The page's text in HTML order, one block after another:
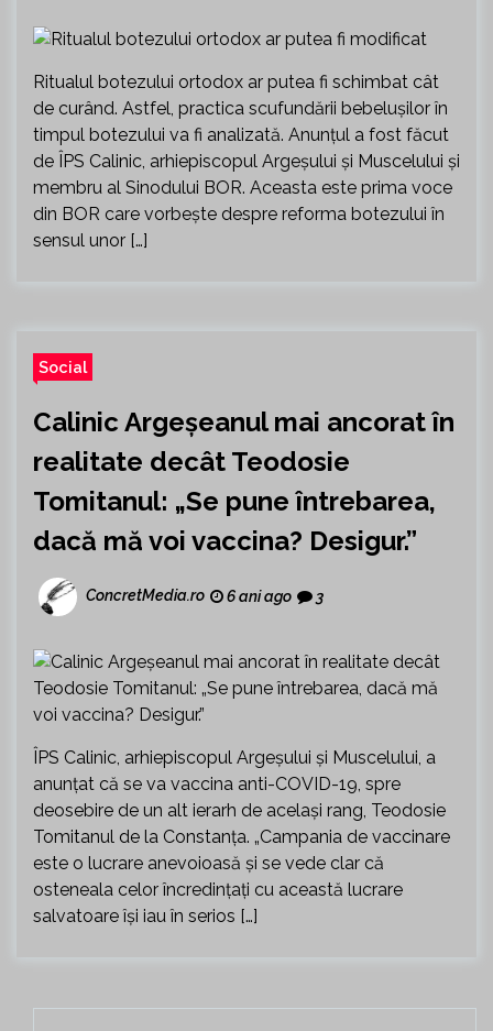
Ritualul botezului ortodox ar putea fi schimbat cât
de curând. Astfel, practica scufundării bebeluşilor în
timpul botezului va fi analizată. Anunţul a fost făcut
de ÎPS Calinic, arhiepiscopul Argeşului și Muscelului şi
membru al Sinodului BOR. Aceasta este prima voce
din BOR care vorbeşte despre reforma botezului în
sensul unor […]
Social
Calinic Argeșeanul mai ancorat în
realitate decât Teodosie
Tomitanul: „Se pune întrebarea,
dacă mă voi vaccina? Desigur.”
ConcretMedia.ro 6 ani ago 3
ÎPS Calinic, arhiepiscopul Argeşului şi Muscelului, a
anunțat că se va vaccina anti-COVID-19, spre
deosebire de un alt ierarh de același rang, Teodosie
Tomitanul de la Constanța. „Campania de vaccinare
este o lucrare anevoioasă și se vede clar că
osteneala celor încredințați cu această lucrare
salvatoare își iau în serios […]